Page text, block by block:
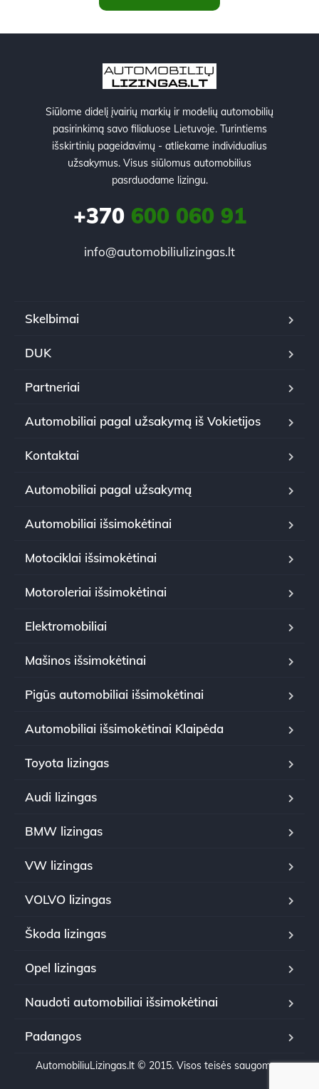
Siūlome didelį įvairių markių ir modelių automobilių
pasirinkimą savo filialuose Lietuvoje. Turintiems
išskirtinių pageidavimų - atliekame individualius
užsakymus. Visus siūlomus automobilius
pasrduodame lizingu.
+370600 060 91
info@automobiliulizingas.lt
Skelbimai
DUK
Partneriai
Automobiliai pagal užsakymą iš Vokietijos
Kontaktai
Automobiliai pagal užsakymą
Automobiliai išsimokėtinai
Motociklai išsimokėtinai
Motoroleriai išsimokėtinai
Elektromobiliai
Mašinos išsimokėtinai
Pigūs automobiliai išsimokėtinai
Automobiliai išsimokėtinai Klaipėda
Toyota lizingas
Audi lizingas
BMW lizingas
VW lizingas
VOLVO lizingas
Škoda lizingas
Opel lizingas
Naudoti automobiliai išsimokėtinai
Padangos
AutomobiliuLizingas.lt © 2015. Visos teisės saugomos.